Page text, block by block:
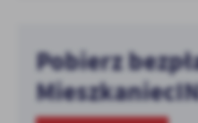
Pobierz